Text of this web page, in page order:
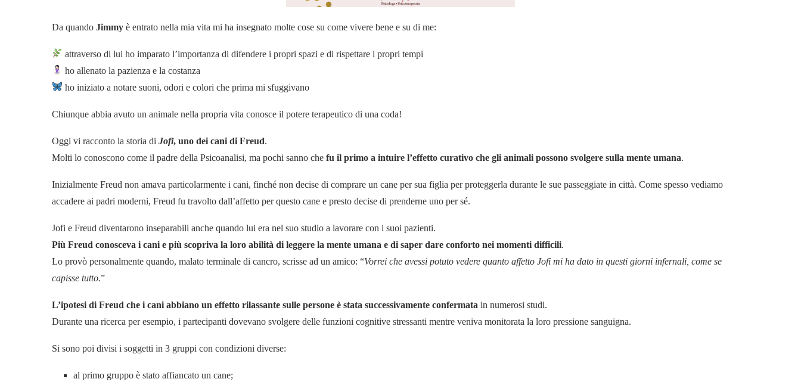
Da quando Jimmy è entrato nella mia vita mi ha insegnato molte cose su come vivere bene e su di me:
attraverso di lui ho imparato l’importanza di difendere i propri spazi e di rispettare i propri tempi
ho allenato la pazienza e la costanza
ho iniziato a notare suoni, odori e colori che prima mi sfuggivano
Chiunque abbia avuto un animale nella propria vita conosce il potere terapeutico di una coda!
Oggi vi racconto la storia di Jofi, uno dei cani di Freud.
Molti lo conoscono come il padre della Psicoanalisi, ma pochi sanno che fu il primo a intuire l’effetto curativo che gli animali possono svolgere sulla mente umana.
Inizialmente Freud non amava particolarmente i cani, finché non decise di comprare un cane per sua figlia per proteggerla durante le sue passeggiate in città. Come spesso vediamo
accadere ai padri moderni, Freud fu travolto dall’affetto per questo cane e presto decise di prenderne uno per sé.
Jofi e Freud diventarono inseparabili anche quando lui era nel suo studio a lavorare con i suoi pazienti.
Più Freud conosceva i cani e più scopriva la loro abilità di leggere la mente umana e di saper dare conforto nei momenti difficili.
Lo provò personalmente quando, malato terminale di cancro, scrisse ad un amico: “Vorrei che avessi potuto vedere quanto affetto Jofi mi ha dato in questi giorni infernali, come se
capisse tutto.”
L’ipotesi di Freud che i cani abbiano un effetto rilassante sulle persone è stata successivamente confermata in numerosi studi.
Durante una ricerca per esempio, i partecipanti dovevano svolgere delle funzioni cognitive stressanti mentre veniva monitorata la loro pressione sanguigna.
Si sono poi divisi i soggetti in 3 gruppi con condizioni diverse:
al primo gruppo è stato affiancato un cane;